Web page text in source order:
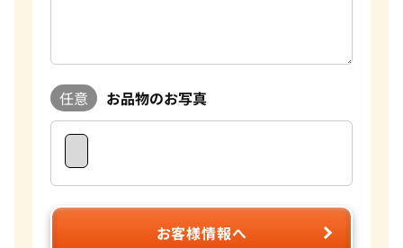
任意 お品物のお写真
お客様情報へ